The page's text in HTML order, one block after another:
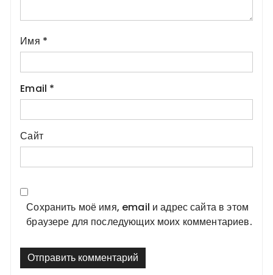
Имя *
Email *
Сайт
Сохранить моё имя, email и адрес сайта в этом
браузере для последующих моих комментариев.